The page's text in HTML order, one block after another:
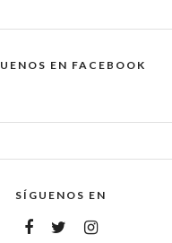
EN FACEBOOK
SÍGUENOS EN